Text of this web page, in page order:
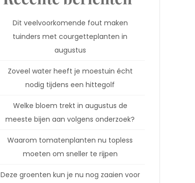
Dit veelvoorkomende fout maken
tuinders met courgetteplanten in
augustus
Zoveel water heeft je moestuin écht
nodig tijdens een hittegolf
Welke bloem trekt in augustus de
meeste bijen aan volgens onderzoek?
Waarom tomatenplanten nu topless
moeten om sneller te rijpen
Deze groenten kun je nu nog zaaien voor